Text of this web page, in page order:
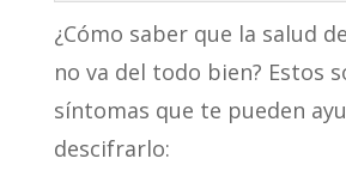
¿Cómo saber que la salud
no va del todo bien? Estos
síntomas que te pueden
descifrarlo: